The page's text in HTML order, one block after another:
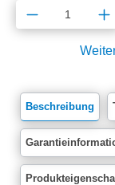
Produkt
Beschreibung